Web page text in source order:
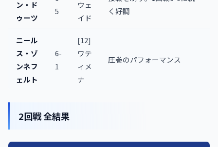
ン・ド
ゥーツ
5
ウェ
イド
く好調
ニール
ス・ゾ
ンネフ
ェルト
6-
1
[12]
ワテ
ィメ
ナ
圧巻のパフォーマンス
2回戦 全結果